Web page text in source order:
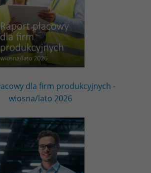
dla firm produkcyjnych -
wiosna/lato 2026